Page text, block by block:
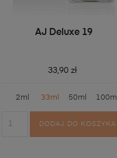
AJ Deluxe 19
33,90 zł
2ml 33ml 50ml 100ml
DODAJ DO KOSZYKA